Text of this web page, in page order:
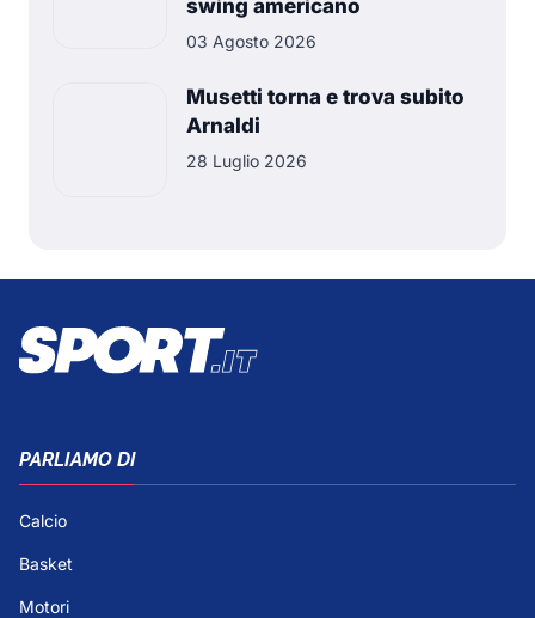
swing americano
03 Agosto 2026
Musetti torna e trova subito
Arnaldi
28 Luglio 2026
PARLIAMO DI
Calcio
Basket
Motori